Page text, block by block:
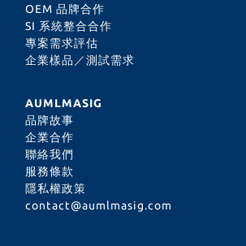
OEM 品牌合作
SI 系統整合合作
專案需求評估
企業樣品／測試需求
AUMLMASIG
品牌故事
企業合作
聯絡我們
服務條款
隱私權政策
contact@aumlmasig.com